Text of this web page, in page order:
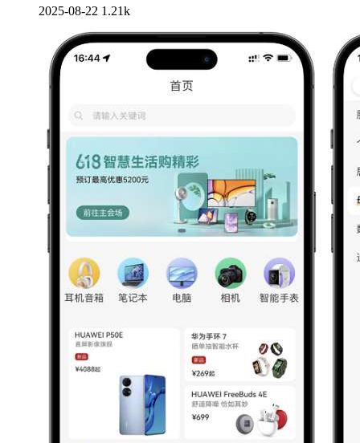
2025-08-22 1.21k